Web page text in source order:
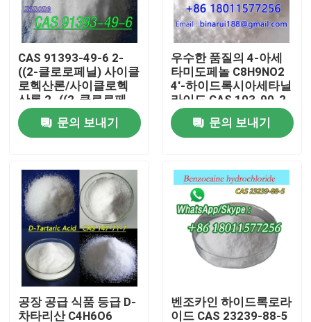
비디오
우리 에 관한 것
공장 투어
품질 관리
인용 을 요청 하십시오
일일화학원료
무기 화학적 원료
좋은 화학 중간체
CAS 91393-49-6 2-
((2-클로로페닐) 사이클
로헥산론/사이클로헥
산론,2- ((2-클로로페
닐)
문의 보내기
우수한 품질의 4-아세
타미도페놀 C8H9NO2
4'-하이드록시아세타닐
라이드 CAS 103-90-2
문의 보내기
공장 공급 식품 등급 D-
차타리산 C4H6O6
벤조카인 하이드록로라
이드 CAS 23239-88-5